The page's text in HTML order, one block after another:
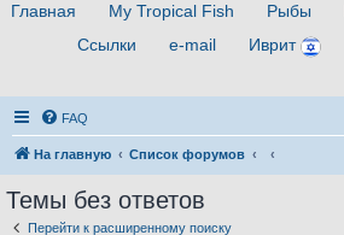
Главная My Tropical Fish Рыбы
Ссылки
e-mail Иврит
FAQ
На главную Список форумов
Темы без ответов
Перейти к расширенному поиску